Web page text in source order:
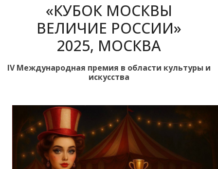
«КУБОК МОСКВЫ
ВЕЛИЧИЕ РОССИИ»
2025, МОСКВА
IV Международная премия в области культуры и
искусства